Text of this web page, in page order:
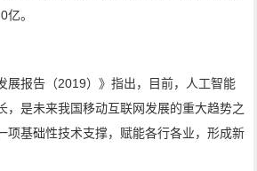
。
报告（2019）》指出，目前，人工智能
，是未来我国移动互联网发展的重大趋势之
项基础性技术支撑，赋能各行各业，形成新